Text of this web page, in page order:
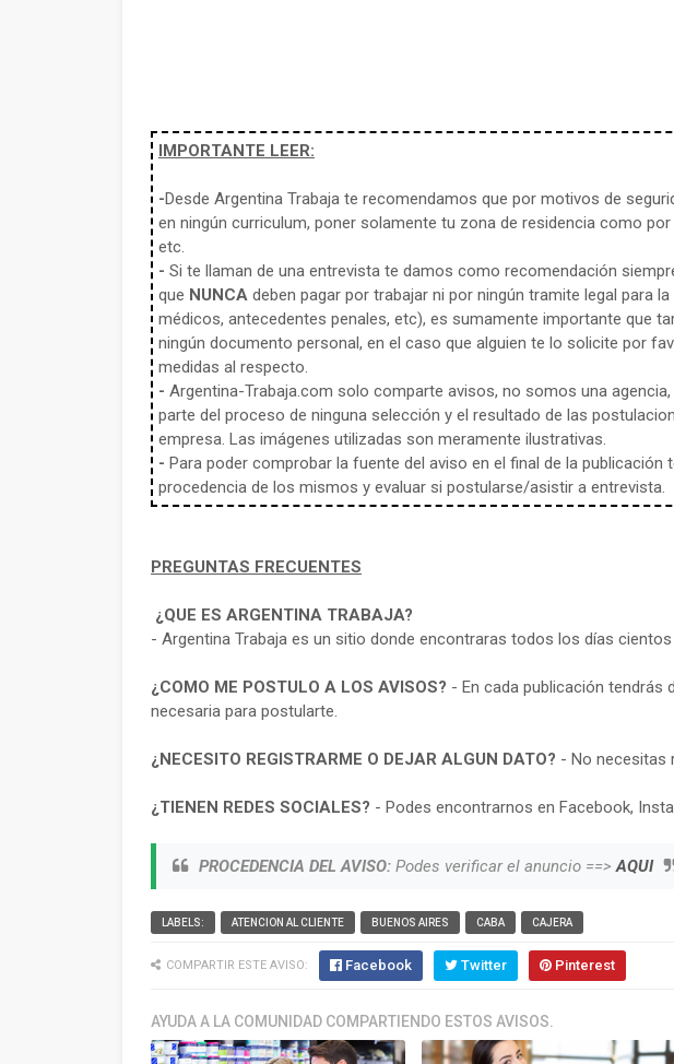
IMPORTANTE LEER:
-Desde Argentina Trabaja te recomendamos que por motivos de
en ningún curriculum, poner solamente tu zona de residencia como por
etc.
- Si te llaman de una entrevista te damos como recomendación
que NUNCA deben pagar por trabajar ni por ningún tramite legal para
médicos, antecedentes penales, etc), es sumamente importante que
ningún documento personal, en el caso que alguien te lo solicite por
medidas al respecto.
- Argentina-Trabaja.com solo comparte avisos, no somos una
parte del proceso de ninguna selección y el resultado de las
empresa. Las imágenes utilizadas son meramente ilustrativas.
- Para poder comprobar la fuente del aviso en el final de la publicación
procedencia de los mismos y evaluar si postularse/asistir a entrevista.
PREGUNTAS FRECUENTES
¿QUE ES ARGENTINA TRABAJA?
- Argentina Trabaja es un sitio donde encontraras todos los días
¿COMO ME POSTULO A LOS AVISOS? - En cada publicación tendrás
necesaria para postularte.
¿NECESITO REGISTRARME O DEJAR ALGUN DATO? - No necesitas
¿TIENEN REDES SOCIALES? - Podes encontrarnos en Facebook,
PROCEDENCIA DEL AVISO: Podes verificar el anuncio ==>AQUI
LABELS: ATENCION AL CLIENTE BUENOS AIRES CABA CAJERA
COMPARTIR ESTE AVISO: Facebook Twitter Pinterest
AYUDA A LA COMUNIDAD COMPARTIENDO ESTOS AVISOS.